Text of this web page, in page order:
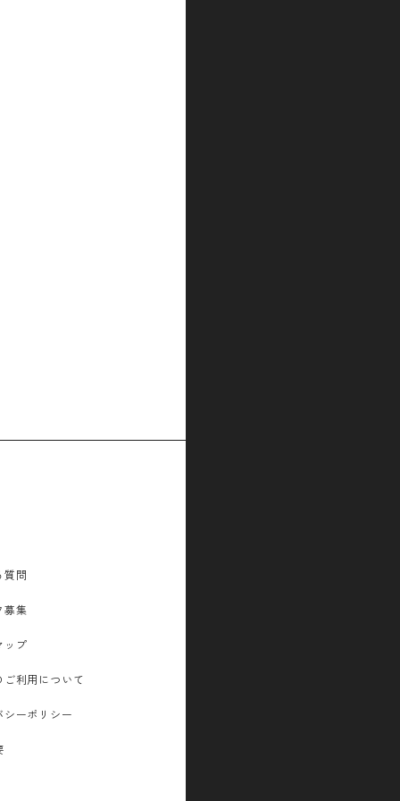
質問
募集
ップ
ご利用について
シーポリシー